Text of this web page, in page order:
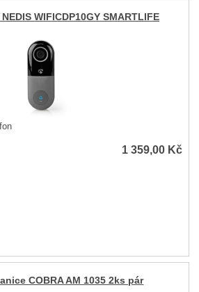
WIFICDP10GY SMARTLIFE
1 359,00 Kč
COBRA AM 1035 2ks pár